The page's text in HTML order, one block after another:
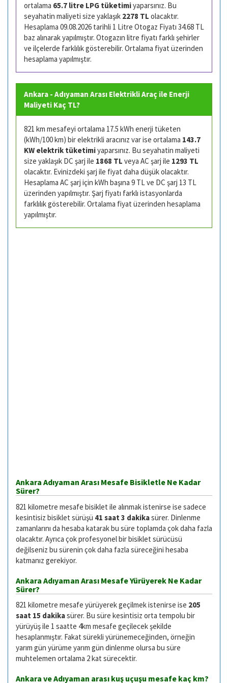
ortalama 65.7 litre LPG tüketimiyaparsınız. Bu
seyahatin maliyeti size yaklaşık 2278 TL olacaktır.
Hesaplama 09.08.2026 tarihli 1 Litre Otogaz Fiyatı 34.68 TL
baz alınarak yapılmıştır. Otogazın litre fiyatı farklı şehirler
ve ilçelerde farklılık gösterebilir. Ortalama fiyat üzerinden
hesaplama yapılmıştır.
Ankara - Adıyaman Arası Elektrikli Araç ile Enerji
Maliyeti Kaç TL?
821 km mesafeyi ortalama 17.5 kWh enerji tüketen
(kWh/100 km) bir elektrikli aracınız var ise ortalama 143.7
KW elektrik tüketimiyaparsınız. Bu seyahatin maliyeti
size yaklaşık DC şarj ile 1868 TL veya AC şarj ile 1293 TL
olacaktır. Evinizdeki şarj ile fiyat daha düşük olacaktır.
Hesaplama AC şarj için kWh başına 9 TL ve DC şarj 13 TL
üzerinden yapılmıştır. Şarj fiyatı farklı istasyonlarda
farklılık gösterebilir. Ortalama fiyat üzerinden hesaplama
yapılmıştır.
Ankara Adıyaman Arası Mesafe Bisikletle Ne Kadar
Sürer?
821 kilometre mesafe bisiklet ile alınmak istenirse ise sadece
kesintisiz bisiklet sürüşü 41 saat 3 dakikasürer. Dinlenme
zamanlarını da hesaba katarak bu süre toplamda çok daha fazla
olacaktır. Ayrıca çok profesyonel bir bisiklet sürücüsü
değilseniz bu sürenin çok daha fazla süreceğini hesaba
katmanız gerekiyor.
Ankara Adıyaman Arası Mesafe Yürüyerek Ne Kadar
Sürer?
821 kilometre mesafe yürüyerek geçilmek istenirse ise 205
saat 15 dakikasürer. Bu süre kesintisiz orta tempolu bir
yürüyüş ile 1 saatte 4km mesafe geçilecek şekilde
hesaplanmıştır. Fakat sürekli yürünemeceğinden, örneğin
yarım gün yürüme yarım gün dinlenme olursa bu süre
muhtelemen ortalama 2 kat sürecektir.
Ankara ve Adıyaman arası kuş uçuşu mesafe kaç km?